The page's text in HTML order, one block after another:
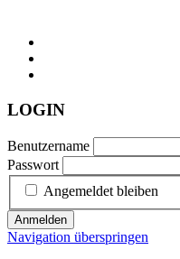
LOGIN
Benutzername
Passwort
Angemeldet bleiben
Anmelden
Navigation überspringen